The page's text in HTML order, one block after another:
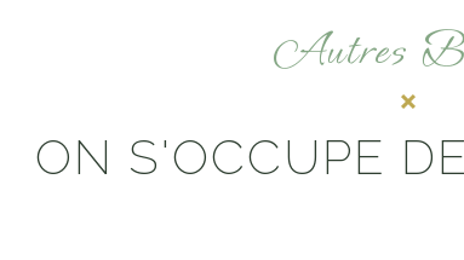
Autres
ON S'OCCUPE